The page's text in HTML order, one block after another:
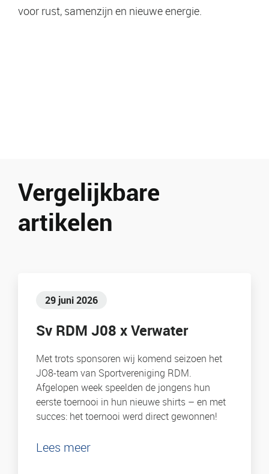
voor rust, samenzijn en nieuwe energie.
Vergelijkbare
artikelen
29 juni 2026
Sv RDM J08 x Verwater
Met trots sponsoren wij komend seizoen het
JO8-team van Sportvereniging RDM.
Afgelopen week speelden de jongens hun
eerste toernooi in hun nieuwe shirts – en met
succes: het toernooi werd direct gewonnen!
Lees meer